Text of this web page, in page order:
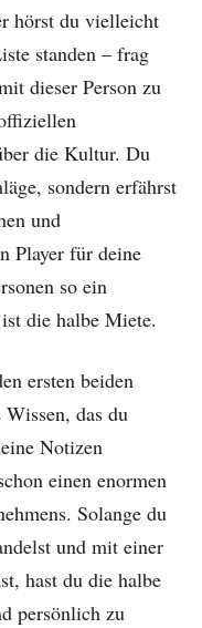
hörst du vielleicht
standen – frag
dieser Person zu
die Kultur. Du
sondern erfährst
und
Player für deine
so ein
die halbe Miete.
ersten beiden
das du
Notizen
einen enormen
Solange du
und mit einer
hast du die halbe
persönlich zu